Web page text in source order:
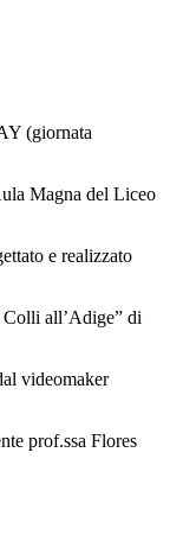
(giornata
Magna del Liceo
e realizzato
all’Adige” di
videomaker
prof.ssa Flores